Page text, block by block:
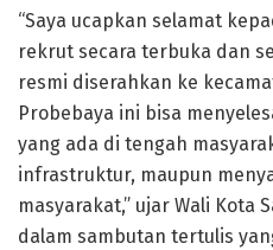
“Saya ucapkan selamat
rekrut secara terbuka dan
resmi diserahkan ke
Probebaya ini bisa
yang ada di tengah
infrastruktur, maupun
masyarakat,” ujar Wali Kota
dalam sambutan tertulis